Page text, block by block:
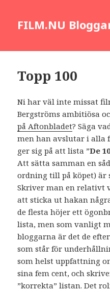
FILM.NU
Topp 100
Ni har väl inte missat
Bergströms ambitiösa
på Aftonbladet? Säga
men han avslutar i alla
ger sig på att lista ”De
Att sätta samman en
ordning till på köpet) är
Skriver man en relativt
att sticka ut hakan
de flesta höjer ett
lista, men som vanligt
bloggarna är det de
som står för
som helst uppfattning
sina fem cent, och
”korrekta” listan. Det